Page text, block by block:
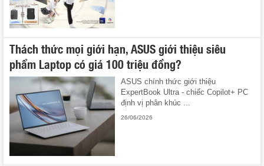
Thách thức mọi giới hạn, ASUS giới thiệu siêu
phẩm Laptop có giá 100 triệu đồng?
ASUS chính thức giới thiệu
ExpertBook Ultra - chiếc Copilot+ PC
định vị phân khúc ...
26/06/2026